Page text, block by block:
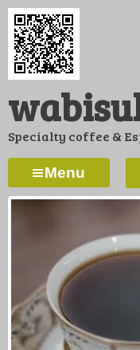
コ
ン
ツ
ス
ッ
Specialty coffee &
Menu